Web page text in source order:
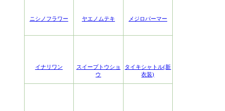
ニシノフラワー ヤエノムテキ メジロパーマー
イナリワン
スイープトウショ
ウ
タイキシャトル(新
衣装)